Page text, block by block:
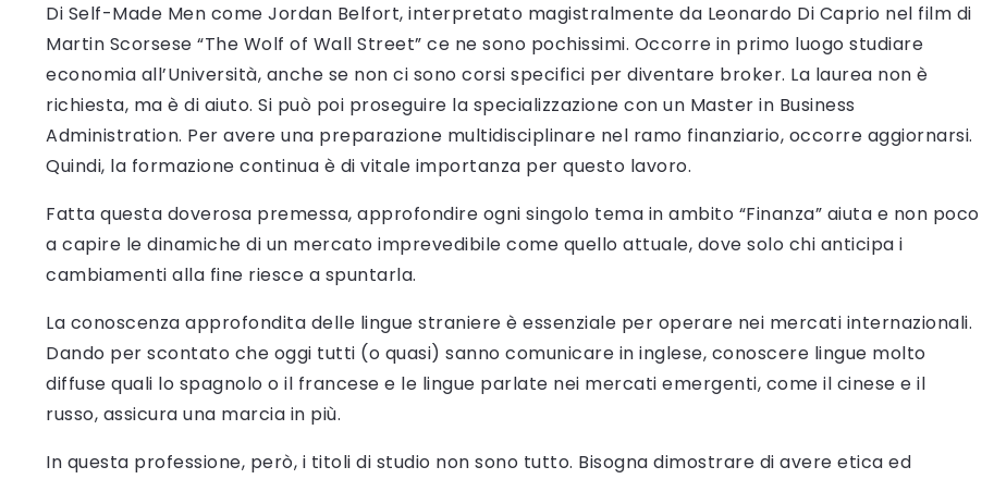
Di Self-Made Men come Jordan Belfort, interpretato magistralmente da Leonardo Di Caprio nel film di
Martin Scorsese “The Wolf of Wall Street” ce ne sono pochissimi. Occorre in primo luogo studiare
economia all’Università, anche se non ci sono corsi specifici per diventare broker. La laurea non è
richiesta, ma è di aiuto. Si può poi proseguire la specializzazione con un Master in Business
Administration. Per avere una preparazione multidisciplinare nel ramo finanziario, occorre aggiornarsi.
Quindi, la formazione continua è di vitale importanza per questo lavoro.
Fatta questa doverosa premessa, approfondire ogni singolo tema in ambito “Finanza” aiuta e non poco
a capire le dinamiche di un mercato imprevedibile come quello attuale, dove solo chi anticipa i
cambiamenti alla fine riesce a spuntarla.
La conoscenza approfondita delle lingue straniere è essenziale per operare nei mercati internazionali.
Dando per scontato che oggi tutti (o quasi) sanno comunicare in inglese, conoscere lingue molto
diffuse quali lo spagnolo o il francese e le lingue parlate nei mercati emergenti, come il cinese e il
russo, assicura una marcia in più.
In questa professione, però, i titoli di studio non sono tutto. Bisogna dimostrare di avere etica ed